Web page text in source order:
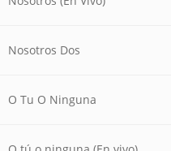
Nosotros Dos
O Tu O Ninguna